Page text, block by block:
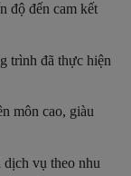
độ đến cam kết
trình đã thực hiện
môn cao, giàu
dịch vụ theo nhu